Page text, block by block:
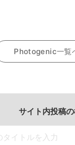
Photogenic一覧
サイト内投稿